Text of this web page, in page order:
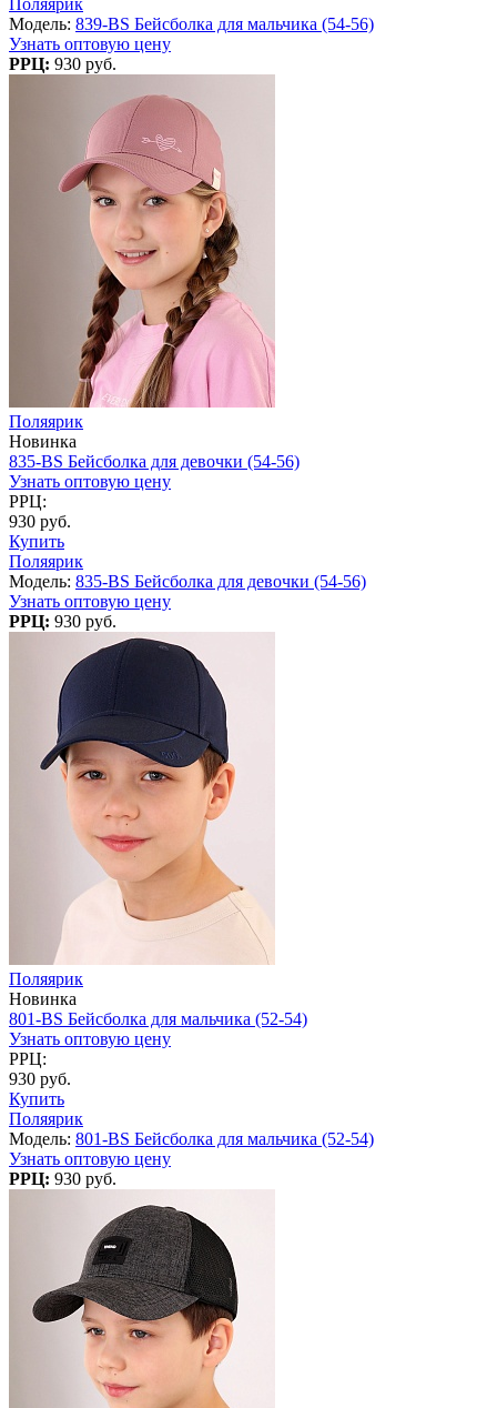
Модель: 839-BS Бейсболка для мальчика (54-56)
Узнать оптовую цену
РРЦ: 930 руб.
Поляярик
Новинка
835-BS Бейсболка для девочки (54-56)
Узнать оптовую цену
РРЦ:
930 руб.
Купить
Поляярик
Модель: 835-BS Бейсболка для девочки (54-56)
Узнать оптовую цену
РРЦ: 930 руб.
Поляярик
Новинка
801-BS Бейсболка для мальчика (52-54)
Узнать оптовую цену
РРЦ:
930 руб.
Купить
Поляярик
Модель: 801-BS Бейсболка для мальчика (52-54)
Узнать оптовую цену
РРЦ: 930 руб.